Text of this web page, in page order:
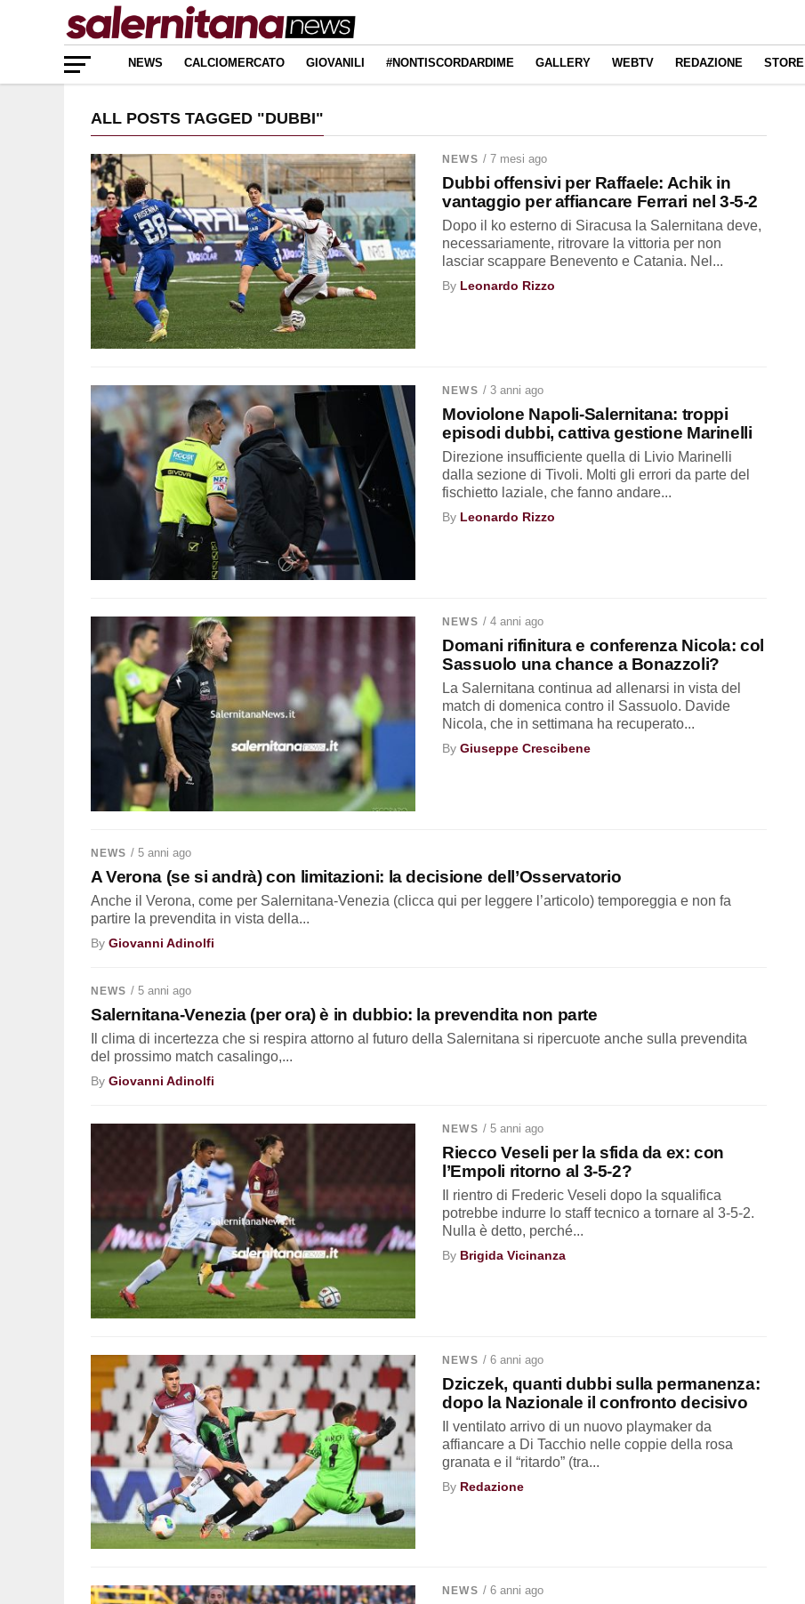
NEWS CALCIOMERCATO GIOVANILI #NONTISCORDARDIME GALLERY WEBTV REDAZIONE STORE
ALL POSTS TAGGED "DUBBI"
NEWS / 7 mesi ago
Dubbi offensivi per Raffaele: Achik in
vantaggio per affiancare Ferrari nel 3-5-2
Dopo il ko esterno di Siracusa la Salernitana deve,
necessariamente, ritrovare la vittoria per non
lasciar scappare Benevento e Catania. Nel...
By Leonardo Rizzo
NEWS / 3 anni ago
Moviolone Napoli-Salernitana: troppi
episodi dubbi, cattiva gestione Marinelli
Direzione insufficiente quella di Livio Marinelli
dalla sezione di Tivoli. Molti gli errori da parte del
fischietto laziale, che fanno andare...
By Leonardo Rizzo
NEWS / 4 anni ago
Domani rifinitura e conferenza Nicola: col
Sassuolo una chance a Bonazzoli?
La Salernitana continua ad allenarsi in vista del
match di domenica contro il Sassuolo. Davide
Nicola, che in settimana ha recuperato...
ByGiuseppe Crescibene
NEWS / 5 anni ago
A Verona (se si andrà) con limitazioni: la decisione dell’Osservatorio
Anche il Verona, come per Salernitana-Venezia (clicca qui per leggere l’articolo) temporeggia e non fa
partire la prevendita in vista della...
By Giovanni Adinolfi
NEWS / 5 anni ago
Salernitana-Venezia (per ora) è in dubbio: la prevendita non parte
Il clima di incertezza che si respira attorno al futuro della Salernitana si ripercuote anche sulla prevendita
del prossimo match casalingo,...
By Giovanni Adinolfi
NEWS / 5 anni ago
Riecco Veseli per la sfida da ex: con
l’Empoli ritorno al 3-5-2?
Il rientro di Frederic Veseli dopo la squalifica
potrebbe indurre lo staff tecnico a tornare al 3-5-2.
Nulla è detto, perché...
By Brigida Vicinanza
NEWS / 6 anni ago
Dziczek, quanti dubbi sulla permanenza:
dopo la Nazionale il confronto decisivo
Il ventilato arrivo di un nuovo playmaker da
affiancare a Di Tacchio nelle coppie della rosa
granata e il “ritardo” (tra...
By Redazione
NEWS / 6 anni ago